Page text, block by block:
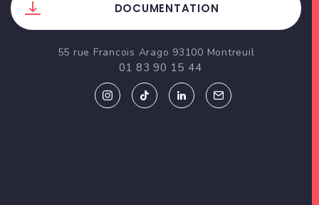
DOCUMENTATION
55 rue Francois Arago 93100 Montreuil
01 83 90 15 44